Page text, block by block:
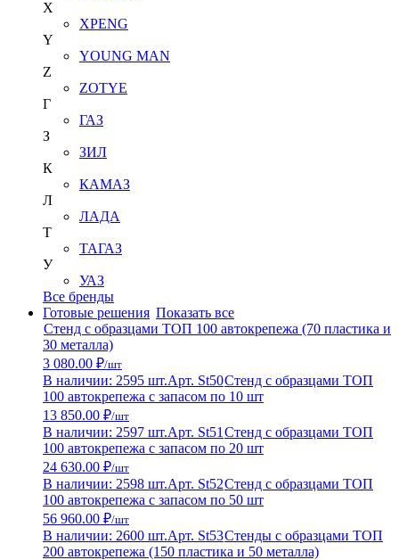
X
XPENG
Y
YOUNG MAN
Z
ZOTYE
Г
ГАЗ
З
ЗИЛ
К
КАМАЗ
Л
ЛАДА
Т
ТАГАЗ
У
УАЗ
Все бренды
Готовые решения Показать все
Стенд с образцами ТОП 100 автокрепежа (70 пластика и
30 металла)
3 080.00 ₽/шт
В наличии: 2595 шт.Арт. St50Стенд с образцами ТОП
100 автокрепежа с запасом по 10 шт
13 850.00 ₽/шт
В наличии: 2597 шт.Арт. St51 Стенд с образцами ТОП
100 автокрепежа с запасом по 20 шт
24 630.00 ₽/шт
В наличии: 2598 шт.Арт. St52Стенд с образцами ТОП
100 автокрепежа с запасом по 50 шт
56 960.00 ₽/шт
В наличии: 2600 шт.Арт. St53Стенды с образцами ТОП
200 автокрепежа (150 пластика и 50 металла)